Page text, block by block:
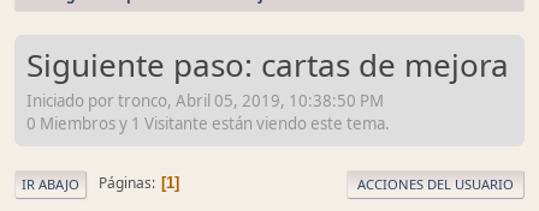
Siguiente paso: cartas de mejora
Iniciado por tronco, Abril 05, 2019, 10:38:50 PM
0 Miembros y 1 Visitante están viendo este tema.
IR ABAJO Páginas 1 ACCIONES DEL USUARIO